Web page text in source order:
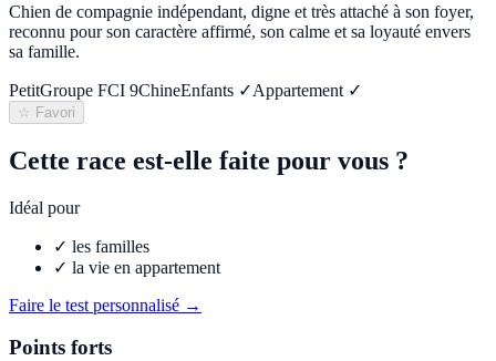
Chien de compagnie indépendant, digne et très attaché à son foyer,
reconnu pour son caractère affirmé, son calme et sa loyauté envers
sa famille.
PetitGroupe FCI 9ChineEnfants ✓Appartement ✓
☆ Favori
Cette race est-elle faite pour vous ?
Idéal pour
✓ les familles
✓ la vie en appartement
Faire le test personnalisé →
Points forts